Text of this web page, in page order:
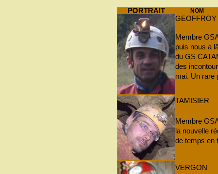
PORTRAIT NOM
GEOFFROY
Membre
puis nous a
du GS
des
mai. Un rare
TAMISIER
Membre
la nouvelle
de temps en
VERGON